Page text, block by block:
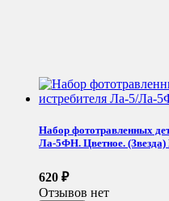
Набор фототравленных
Ла-5ФН. Цветное.
620 ₽
Отзывов нет